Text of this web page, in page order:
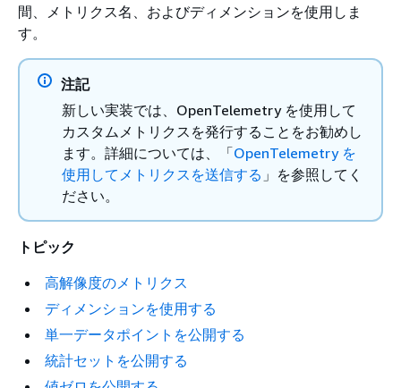
間、メトリクス名、およびディメンションを使用しま
す。
注記
新しい実装では、OpenTelemetry を使用して
カスタムメトリクスを発行することをお勧めし
ます。詳細については、「OpenTelemetry を
使用してメトリクスを送信する 」を参照してく
ださい。
トピック
高解像度のメトリクス
ディメンションを使用する
単一データポイントを公開する
統計セットを公開する